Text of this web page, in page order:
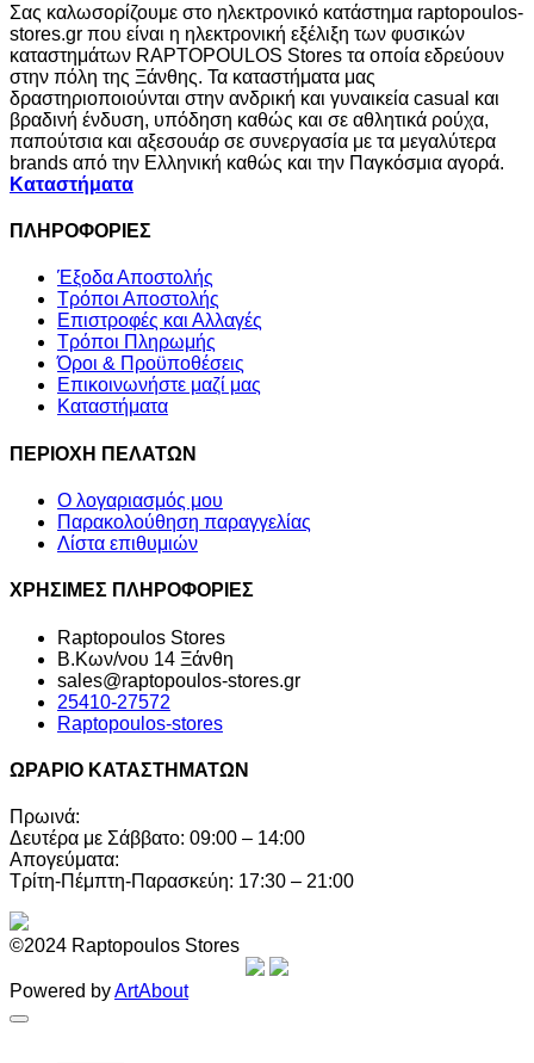
Σας καλωσορίζουμε στο ηλεκτρονικό κατάστημα raptopoulos-
stores.gr που είναι η ηλεκτρονική εξέλιξη των φυσικών
καταστημάτων RAPTOPOULOS Stores τα οποία εδρεύουν
στην πόλη της Ξάνθης. Τα καταστήματα μας
δραστηριοποιούνται στην ανδρική και γυναικεία casual και
βραδινή ένδυση, υπόδηση καθώς και σε αθλητικά ρούχα,
παπούτσια και αξεσουάρ σε συνεργασία με τα μεγαλύτερα
brands από την Ελληνική καθώς και την Παγκόσμια αγορά.
Καταστήματα
ΠΛΗΡΟΦΟΡΙΕΣ
Έξοδα Αποστολής
Τρόποι Αποστολής
Επιστροφές και Αλλαγές
Τρόποι Πληρωμής
Όροι & Προϋποθέσεις
Επικοινωνήστε μαζί μας
Καταστήματα
ΠΕΡΙΟΧΗ ΠΕΛΑΤΩΝ
Ο λογαριασμός μου
Παρακολούθηση παραγγελίας
Λίστα επιθυμιών
ΧΡΗΣΙΜΕΣ ΠΛΗΡΟΦΟΡΙΕΣ
Raptopoulos Stores
Β.Κων/νου 14 Ξάνθη
sales@raptopoulos-stores.gr
25410-27572
Raptopoulos-stores
ΩΡΑΡΙΟ ΚΑΤΑΣΤΗΜΑΤΩΝ
Πρωινά:
Δευτέρα με Σάββατο: 09:00 – 14:00
Απογεύματα:
Τρίτη-Πέμπτη-Παρασκεύη: 17:30 – 21:00
©2024 Raptopoulos Stores
Powered byArtAbout